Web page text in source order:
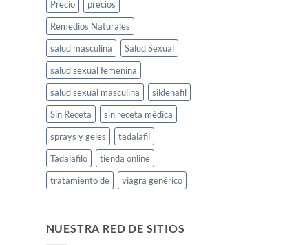
Precio
precios
Remedios Naturales
salud masculina
Salud Sexual
salud sexual femenina
salud sexual masculina
sildenafil
Sin Receta
sin receta médica
sprays y geles
tadalafil
Tadalafilo
tienda online
tratamiento de
viagra genérico
NUESTRA RED DE SITIOS